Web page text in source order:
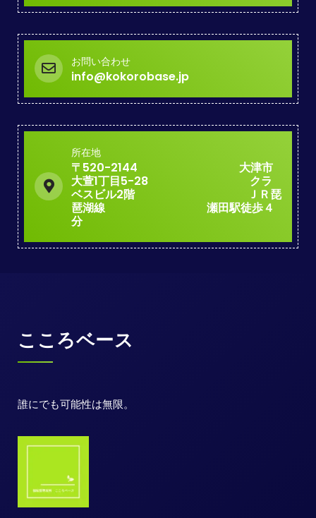
お問い合わせ
info@kokorobase.jp
所在地
〒520-2144 大津市
大萱1丁目5-28 クラ
ベスビル2階 ＪＲ琵
琶湖線 瀬田駅徒歩４
分
こころベース
誰にでも可能性は無限。